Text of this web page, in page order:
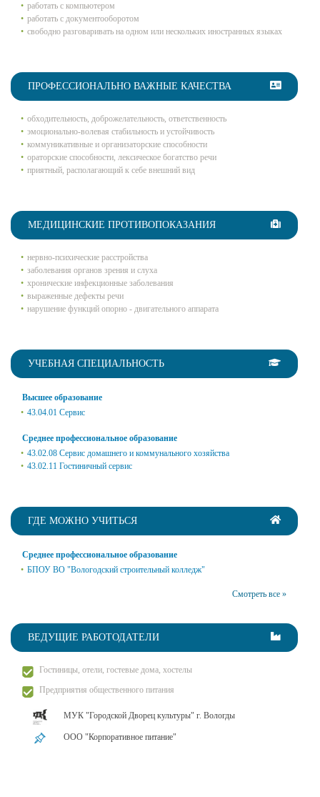
работать с компьютером
работать с документооборотом
свободно разговаривать на одном или нескольких иностранных языках
ПРОФЕССИОНАЛЬНО ВАЖНЫЕ КАЧЕСТВА
обходительность, доброжелательность, ответственность
эмоционально-волевая стабильность и устойчивость
коммуникативные и организаторские способности
ораторские способности, лексическое богатство речи
приятный, располагающий к себе внешний вид
МЕДИЦИНСКИЕ ПРОТИВОПОКАЗАНИЯ
нервно-психические расстройства
заболевания органов зрения и слуха
хронические инфекционные заболевания
выраженные дефекты речи
нарушение функций опорно - двигательного аппарата
УЧЕБНАЯ СПЕЦИАЛЬНОСТЬ
Высшее образование
43.04.01 Сервис
Среднее профессиональное образование
43.02.08 Сервис домашнего и коммунального хозяйства
43.02.11 Гостиничный сервис
ГДЕ МОЖНО УЧИТЬСЯ
Среднее профессиональное образование
БПОУ ВО "Вологодский строительный колледж"
Смотреть все »
ВЕДУЩИЕ РАБОТОДАТЕЛИ
Гостиницы, отели, гостевые дома, хостелы
Предприятия общественного питания
МУК "Городской Дворец культуры" г. Вологды
ООО "Корпоративное питание"